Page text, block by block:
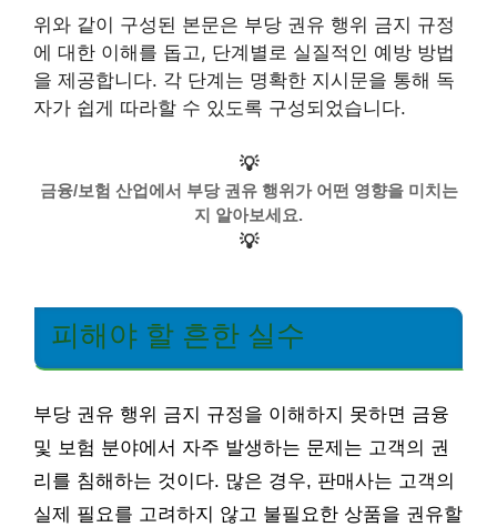
위와 같이 구성된 본문은 부당 권유 행위 금지 규정
에 대한 이해를 돕고, 단계별로 실질적인 예방 방법
을 제공합니다. 각 단계는 명확한 지시문을 통해 독
자가 쉽게 따라할 수 있도록 구성되었습니다.
💡
금융/보험 산업에서 부당 권유 행위가 어떤 영향을 미치는
지 알아보세요.
💡
피해야 할 흔한 실수
부당 권유 행위 금지 규정을 이해하지 못하면 금융
및 보험 분야에서 자주 발생하는 문제는 고객의 권
리를 침해하는 것이다. 많은 경우, 판매사는 고객의
실제 필요를 고려하지 않고 불필요한 상품을 권유할